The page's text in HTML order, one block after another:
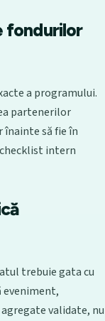
fondurilor
a programului.
partenerilor
înainte să fie în
intern
trebuie gata cu
eveniment,
validate, nu